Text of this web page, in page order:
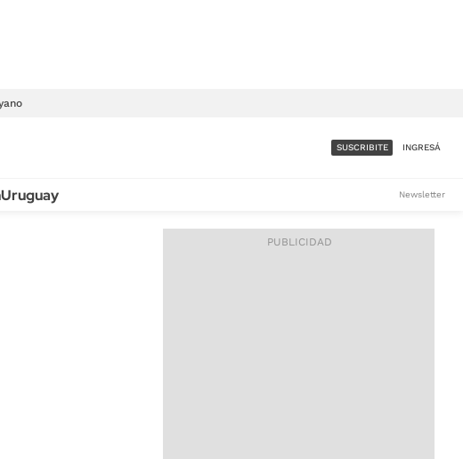
ACCESO FULL - $1.800/MES
SUSCRIBITE INGRESÁ
Uruguay Newsletter